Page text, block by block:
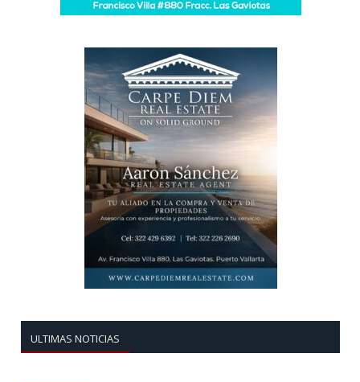
ULTIMAS NOTICIAS